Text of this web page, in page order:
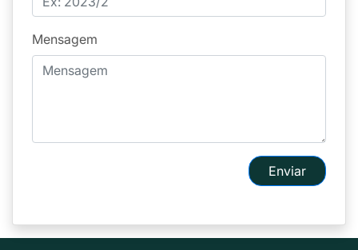
Mensagem
Enviar